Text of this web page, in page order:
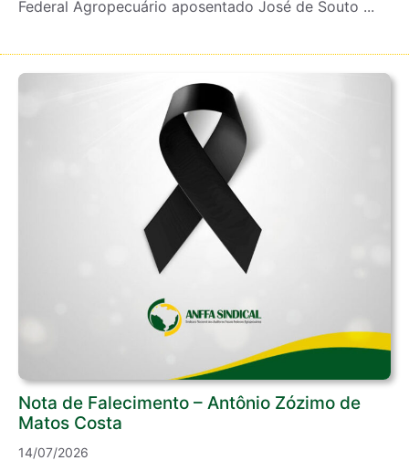
Federal Agropecuário aposentado José de Souto ...
Nota de Falecimento – Antônio Zózimo de
Matos Costa
14/07/2026